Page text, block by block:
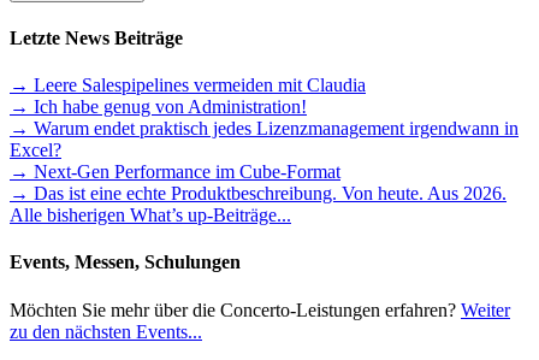
Letzte News Beiträge
→ Leere Salespipelines vermeiden mit Claudia
→ Ich habe genug von Administration!
→ Warum endet praktisch jedes Lizenzmanagement irgendwann in
Excel?
→ Next-Gen Performance im Cube-Format
→ Das ist eine echte Produktbeschreibung. Von heute. Aus 2026.
Alle bisherigen What’s up-Beiträge...
Events, Messen, Schulungen
Möchten Sie mehr über die Concerto-Leistungen erfahren? Weiter
zu den nächsten Events...